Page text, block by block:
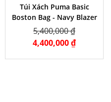
Túi Xách Puma Basic
Boston Bag - Navy Blazer
5,400,000 ₫
4,400,000 ₫